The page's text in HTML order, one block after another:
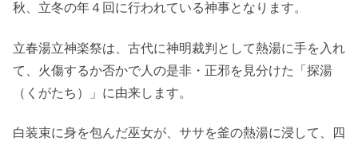
秋、立冬の年４回に行われている神事となります。
立春湯立神楽祭は、古代に神明裁判として熱湯に手を入れ
て、火傷するか否かで人の是非・正邪を見分けた「探湯
（くがたち）」に由来します。
白装束に身を包んだ巫女が、ササを釜の熱湯に浸して、四